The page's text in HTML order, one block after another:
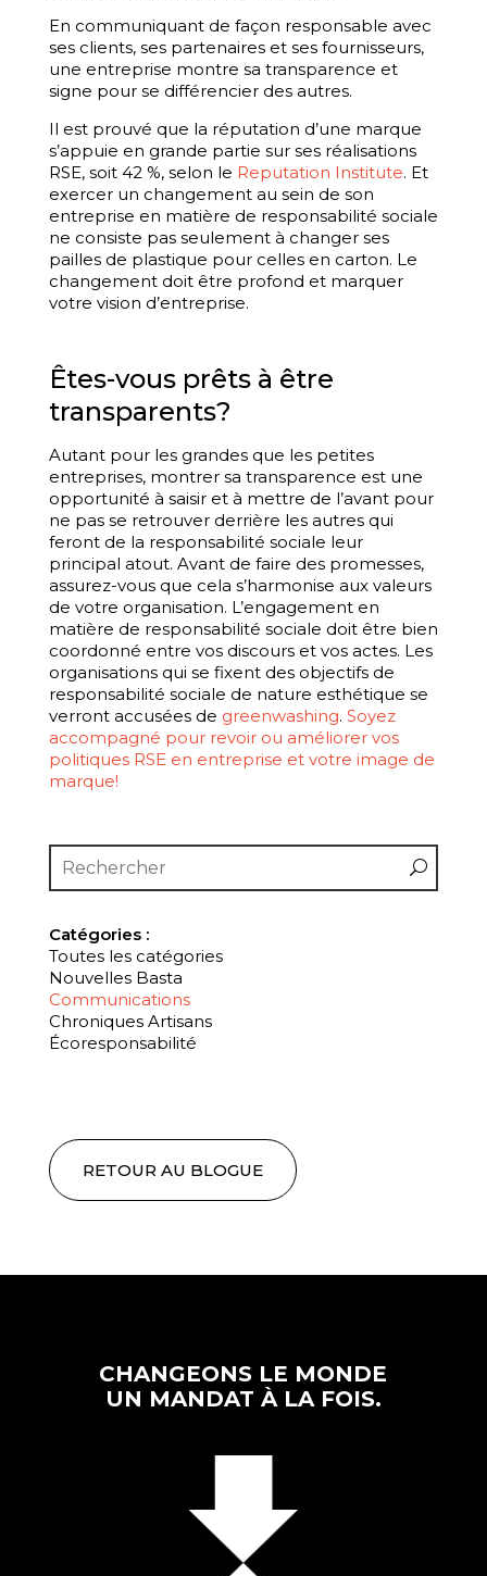
En communiquant de façon responsable avec
ses clients, ses partenaires et ses fournisseurs,
une entreprise montre sa transparence et
signe pour se différencier des autres.
Il est prouvé que la réputation d’une marque
s’appuie en grande partie sur ses réalisations
RSE, soit 42 %, selon le Reputation Institute. Et
exercer un changement au sein de son
entreprise en matière de responsabilité sociale
ne consiste pas seulement à changer ses
pailles de plastique pour celles en carton. Le
changement doit être profond et marquer
votre vision d’entreprise.
Êtes-vous prêts à être
transparents?
Autant pour les grandes que les petites
entreprises, montrer sa transparence est une
opportunité à saisir et à mettre de l’avant pour
ne pas se retrouver derrière les autres qui
feront de la responsabilité sociale leur
principal atout. Avant de faire des promesses,
assurez-vous que cela s’harmonise aux valeurs
de votre organisation. L’engagement en
matière de responsabilité sociale doit être bien
coordonné entre vos discours et vos actes. Les
organisations qui se fixent des objectifs de
responsabilité sociale de nature esthétique se
verront accusées de greenwashing. Soyez
accompagné pour revoir ou améliorer vos
politiques RSE en entreprise et votre image de
marque!
Catégories :
Toutes les catégories
Nouvelles Basta
Communications
Chroniques Artisans
Écoresponsabilité
RETOUR AU BLOGUE
CHANGEONS LE MONDE
UN MANDAT À LA FOIS.